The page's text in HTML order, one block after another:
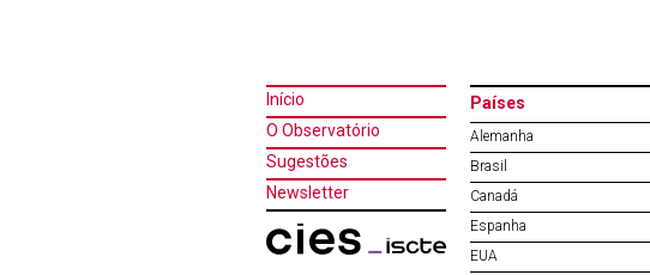
Início
O Observatório
Sugestões
Newsletter
Países
Alemanha
Brasil
Canadá
Espanha
EUA